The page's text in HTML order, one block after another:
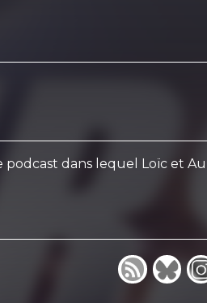
podcast dans lequel Loïc et